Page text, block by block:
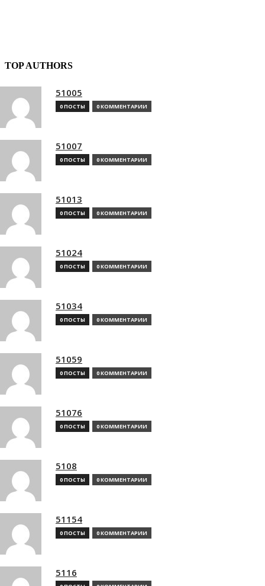
TOP AUTHORS
51005
0 ПОСТЫ 0 КОММЕНТАРИИ
51007
0 ПОСТЫ 0 КОММЕНТАРИИ
51013
0 ПОСТЫ 0 КОММЕНТАРИИ
51024
0 ПОСТЫ 0 КОММЕНТАРИИ
51034
0 ПОСТЫ 0 КОММЕНТАРИИ
51059
0 ПОСТЫ 0 КОММЕНТАРИИ
51076
0 ПОСТЫ 0 КОММЕНТАРИИ
5108
0 ПОСТЫ 0 КОММЕНТАРИИ
51154
0 ПОСТЫ 0 КОММЕНТАРИИ
5116